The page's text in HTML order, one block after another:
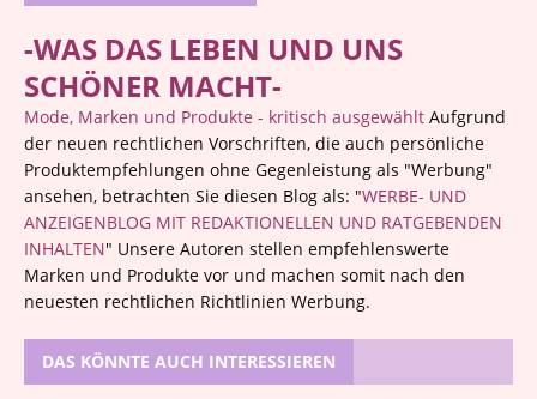
-WAS DAS LEBEN UND UNS
SCHÖNER MACHT-
Mode, Marken und Produkte - kritisch ausgewählt Aufgrund
der neuen rechtlichen Vorschriften, die auch persönliche
Produktempfehlungen ohne Gegenleistung als "Werbung"
ansehen, betrachten Sie diesen Blog als: "WERBE- UND
ANZEIGENBLOG MIT REDAKTIONELLEN UND RATGEBENDEN
INHALTEN" Unsere Autoren stellen empfehlenswerte
Marken und Produkte vor und machen somit nach den
neuesten rechtlichen Richtlinien Werbung.
DAS KÖNNTE AUCH INTERESSIEREN